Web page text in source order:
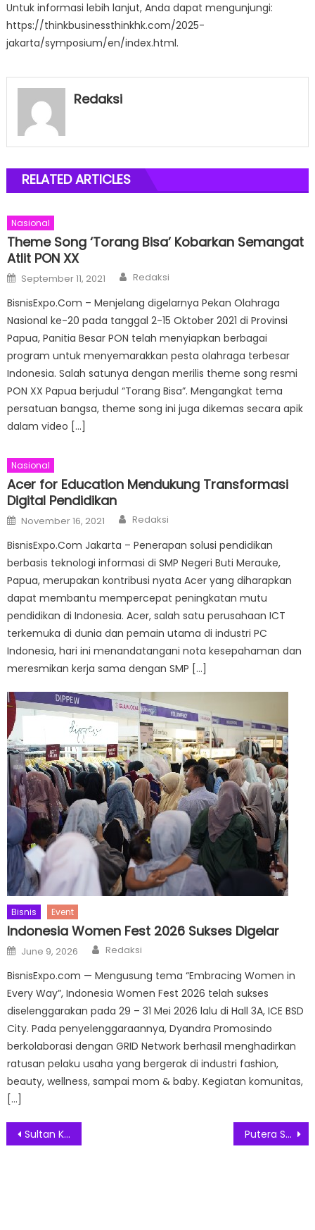
Untuk informasi lebih lanjut, Anda dapat mengunjungi:
https://thinkbusinessthinkhk.com/2025-
jakarta/symposium/en/index.html.
Redaksi
RELATED ARTICLES
Nasional
Theme Song ‘Torang Bisa’ Kobarkan Semangat
Atlit PON XX
Posted
on
September 11, 2021 Author
Redaksi
BisnisExpo.Com – Menjelang digelarnya Pekan Olahraga
Nasional ke-20 pada tanggal 2-15 Oktober 2021 di Provinsi
Papua, Panitia Besar PON telah menyiapkan berbagai
program untuk menyemarakkan pesta olahraga terbesar
Indonesia. Salah satunya dengan merilis theme song resmi
PON XX Papua berjudul “Torang Bisa”. Mengangkat tema
persatuan bangsa, theme song ini juga dikemas secara apik
dalam video […]
Nasional
Acer for Education Mendukung Transformasi
Digital Pendidikan
Posted
on
November 16, 2021 Author
Redaksi
BisnisExpo.Com Jakarta – Penerapan solusi pendidikan
berbasis teknologi informasi di SMP Negeri Buti Merauke,
Papua, merupakan kontribusi nyata Acer yang diharapkan
dapat membantu mempercepat peningkatan mutu
pendidikan di Indonesia. Acer, salah satu perusahaan ICT
terkemuka di dunia dan pemain utama di industri PC
Indonesia, hari ini menandatangani nota kesepahaman dan
meresmikan kerja sama dengan SMP […]
Bisnis Event
Indonesia Women Fest 2026 Sukses Digelar
Posted
on
June 9, 2026 Author
Redaksi
BisnisExpo.com — Mengusung tema “Embracing Women in
Every Way”, Indonesia Women Fest 2026 telah sukses
diselenggarakan pada 29 – 31 Mei 2026 lalu di Hall 3A, ICE BSD
City. Pada penyelenggaraannya, Dyandra Promosindo
berkolaborasi dengan GRID Network berhasil menghadirkan
ratusan pelaku usaha yang bergerak di industri fashion,
beauty, wellness, sampai mom & baby. Kegiatan komunitas,
[…]
Post
Sultan Kutai Kartanegara Imbau Masyarakat Kaltim Hormati Hasil Pilkada Serentak Tahun 2024 Putera Sampoerna Foundation Edukasi Literasi Numerasi Dalam Penerapan Matematika dengan Metode Menyenangkan